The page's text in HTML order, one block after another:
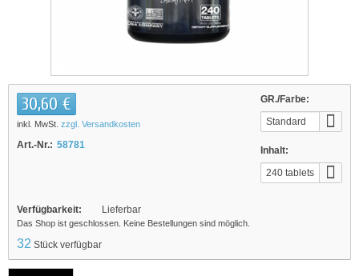
GR./Farbe:
Standard
Inhalt:
240 tablets
30,60 €
inkl. MwSt. zzgl. Versandkosten
Art.-Nr.: 58781
Verfügbarkeit: Lieferbar
Das Shop ist geschlossen. Keine Bestellungen sind möglich.
32 Stück verfügbar